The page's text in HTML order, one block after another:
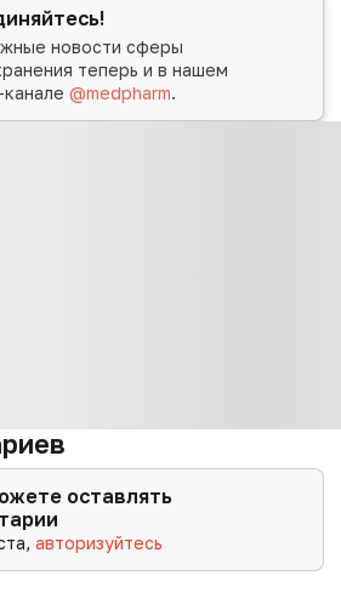
новости сферы
теперь и в нашем
канале@medpharm.
оставлять
авторизуйтесь